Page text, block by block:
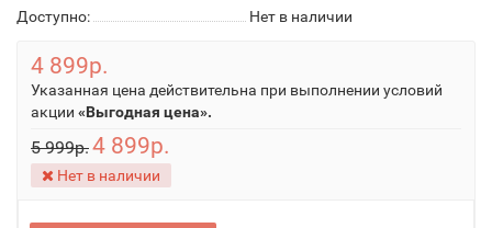
Доступно:
Нет в наличии
4 899р.
Указанная цена действительна при выполнении условий
акции «Выгодная цена».
5 999р.4 899р.
Нет в наличии